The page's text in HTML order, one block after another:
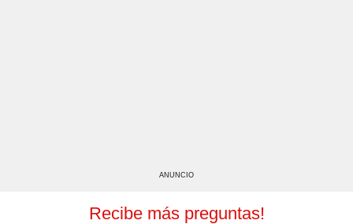
ANUNCIO
Recibe más preguntas!